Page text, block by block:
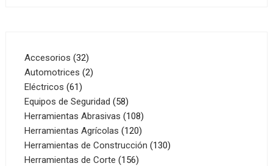
Accesorios 3232
productos
Automotrices 22
Eléctricos 6161
productos
Equipos de Seguridad 5858
productos
Herramientas Abrasivas 108108
productos
Herramientas Agrícolas 120120
productos
Herramientas de Construcción 130130
Herramientas de Corte 156156